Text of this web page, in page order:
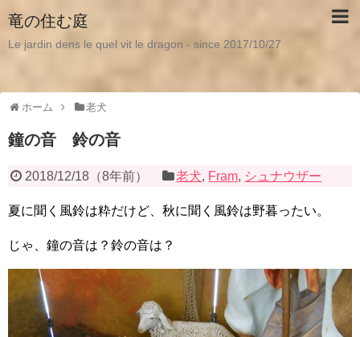
竜の住む庭
Le jardin dens le quel vit le dragon - since 2017/10/27
ホーム 老犬
鐘の音 鈴の音
2018/12/18（8年前） 老犬, Fram, シュナウザー
夏に聞く風鈴は粋だけど、秋に聞く風鈴は野暮ったい。
じゃ、鐘の音は？鈴の音は？